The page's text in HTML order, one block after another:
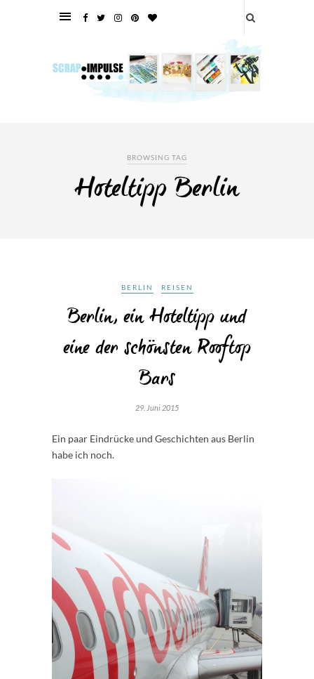
BROWSING TAG
Hoteltipp Berlin
BERLIN REISEN
Berlin, ein Hoteltipp und
eine der schönsten Rooftop
Bars
29. Juni 2015
Ein paar Eindrücke und Geschichten aus Berlin
habe ich noch.